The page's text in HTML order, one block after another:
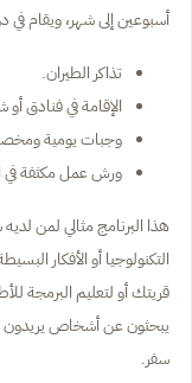
أسبوعين إلى شهر، ويقام في
تذاكر الطيران.
الإقامة في فنادق
وجبات يومية
ورش عمل مكثفة في
هذا البرنامج مثالي لمن
التكنولوجيا أو الأفكار
يبحثون عن أشخاص
سفر.